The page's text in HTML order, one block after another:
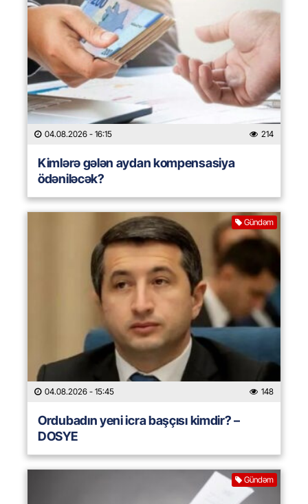
04.08.2026 - 16:15 214
Kimlərə gələn aydan kompensasiya
ödəniləcək?
Gündəm
04.08.2026 - 15:45 148
Ordubadın yeni icra başçısı kimdir? –
DOSYE
Gündəm